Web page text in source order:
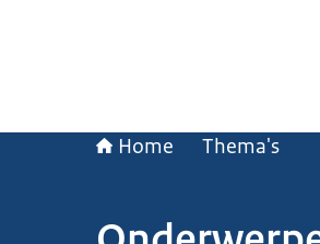
Home Thema's